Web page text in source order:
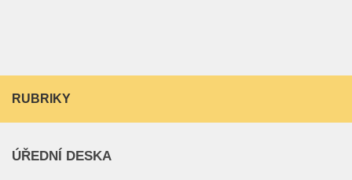
RUBRIKY
ÚŘEDNÍ DESKA